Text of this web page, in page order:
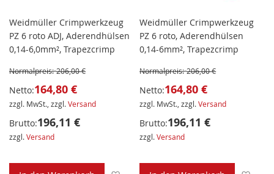
Weidmüller Crimpwerkzeug
PZ 6 roto ADJ, Aderendhülsen
0,14-6,0mm², Trapezcrimp
Normalpreis: 206,00 €
Netto:164,80 €
zzgl. MwSt., zzgl.Versand
Brutto:196,11 €
zzgl.Versand
Weidmüller Crimpwerkzeug
PZ 6 roto, Aderendhülsen
0,14-6mm², Trapezcrimp
Normalpreis: 206,00 €
Netto:164,80 €
zzgl. MwSt., zzgl.Versand
Brutto:196,11 €
zzgl.Versand